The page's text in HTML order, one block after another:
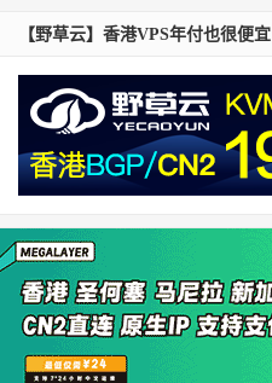
【野草云】香港VPS年付也很便宜